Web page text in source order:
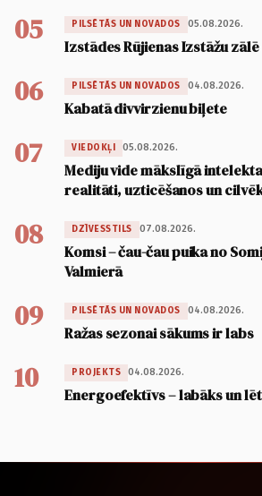
05 PILSĒTĀS UN NOVADOS 05.08.2026.
Izstādes Rūjienas Izstāžu zālē
06 PILSĒTĀS UN NOVADOS 04.08.2026.
Kabatā divvirzienu biļete
07 VIEDOKĻI 05.08.2026.
Mediju vide mākslīgā
realitāti, uzticēšanos un
08 DZĪVESSTILS 07.08.2026.
Komsi – čau-čau puika no
Valmierā
09 PILSĒTĀS UN NOVADOS 04.08.2026.
Ražas sezonai sākums ir labs
10 PROJEKTS 04.08.2026.
Energoefektīvs – labāks un